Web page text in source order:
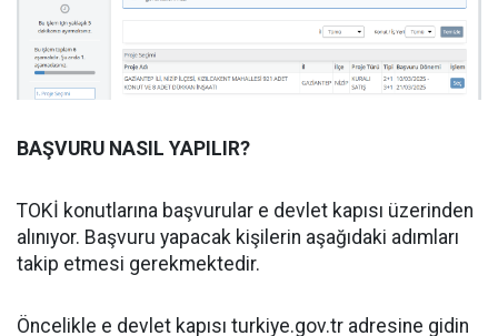
BAŞVURU NASIL YAPILIR?
TOKİ konutlarına başvurular e devlet kapısı üzerinden
alınıyor. Başvuru yapacak kişilerin aşağıdaki adımları
takip etmesi gerekmektedir.
Öncelikle e devlet kapısı turkiye.gov.tr adresine gidin